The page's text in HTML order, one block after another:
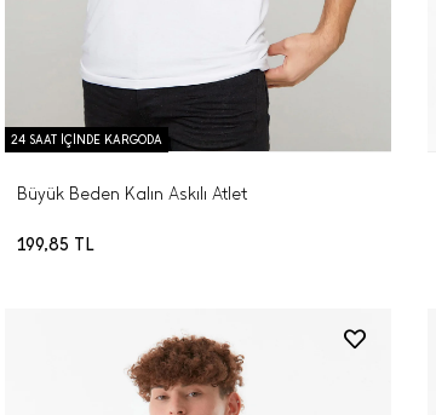
24 SAAT İÇİNDE KARGODA
Büyük Beden Kalın Askılı Atlet
199,85 TL